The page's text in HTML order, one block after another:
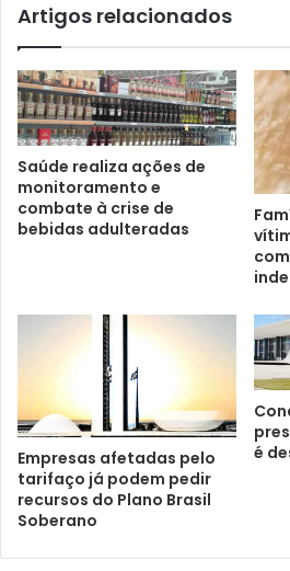
Artigos relacionados
Saúde realiza ações de
monitoramento e
combate à crise de
bebidas adulteradas
Empresas afetadas pelo
tarifaço já podem pedir
recursos do Plano Brasil
Soberano
é